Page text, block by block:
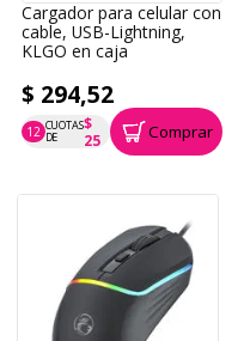
Cargador para celular con
cable, USB-Lightning,
KLGO en caja
$ 294,52
12 CUOTAS
DE
$
25
P.T.F. $ 295 Comprar